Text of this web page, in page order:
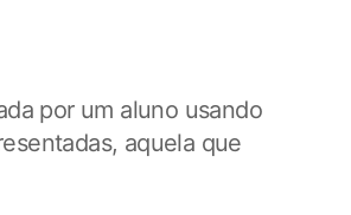
por um aluno usando
aquela que